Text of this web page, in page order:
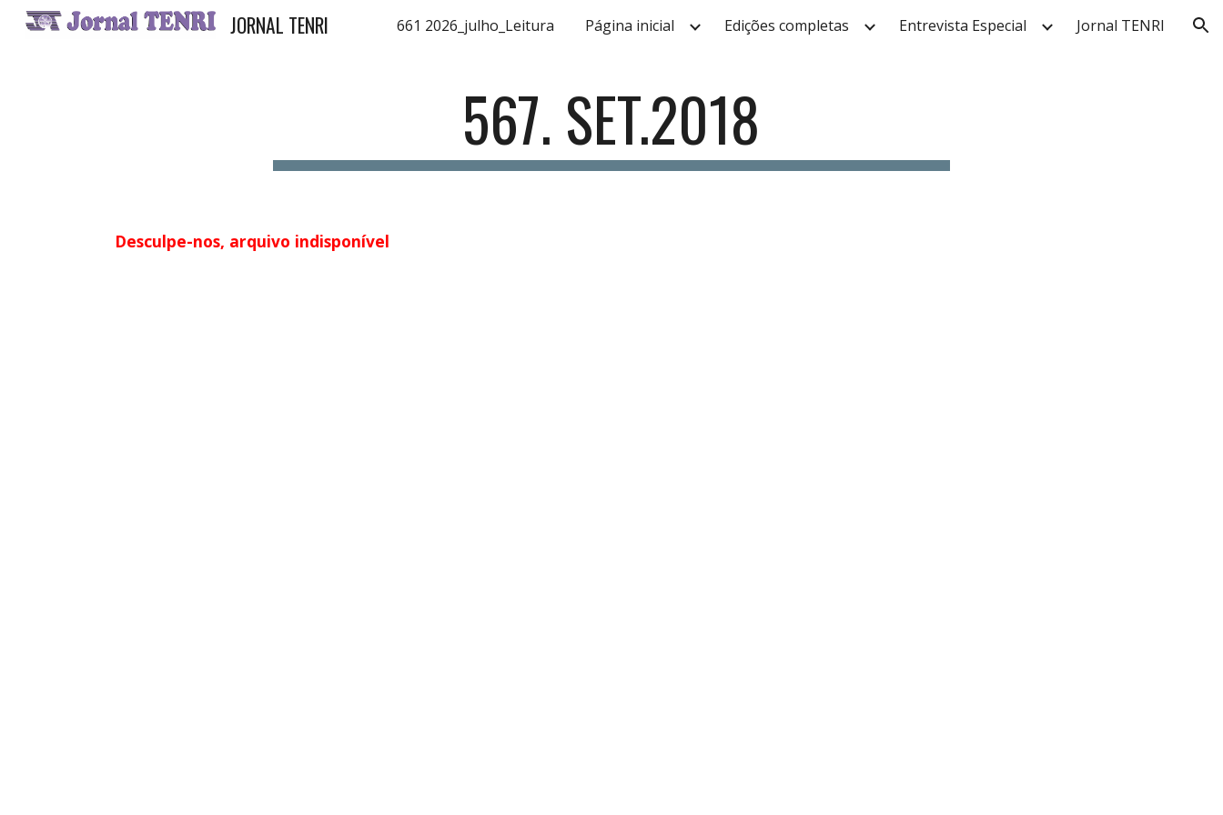
Skip to main content Skip to navigation
JORNAL TENRI 661 2026_julho_Leitura Página inicial Edições completas Entrevista Especial Jornal TENRI
567. SET.2018
Desculpe-nos, arquivo indisponível